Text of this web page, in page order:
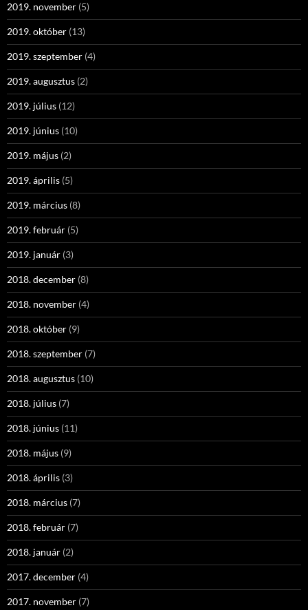
2019. november (5)
2019. október (13)
2019. szeptember (4)
2019. augusztus (2)
2019. július (12)
2019. június (10)
2019. május (2)
2019. április (5)
2019. március (8)
2019. február (5)
2019. január (3)
2018. december (8)
2018. november (4)
2018. október (9)
2018. szeptember (7)
2018. augusztus (10)
2018. július (7)
2018. június (11)
2018. május (9)
2018. április (3)
2018. március (7)
2018. február (7)
2018. január (2)
2017. december (4)
2017. november (7)